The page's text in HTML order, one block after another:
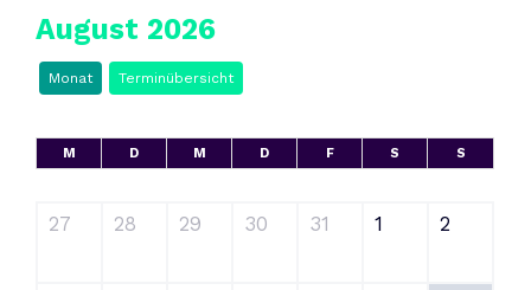
August 2026
Monat Terminübersicht
M D M D F S S
27 28 29 30 31 1 2